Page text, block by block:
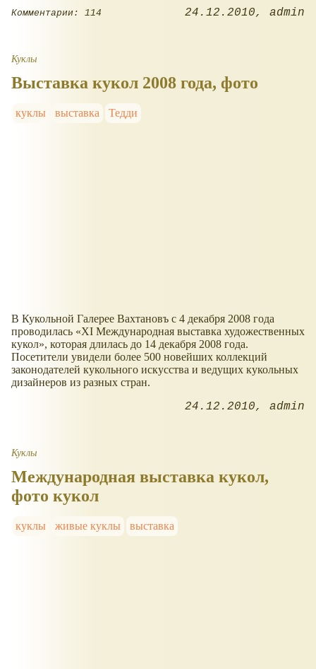
Комментарии: 114 24.12.2010 admin
Куклы
Выставка кукол 2008 года, фото
куклы выставка Тедди
В Кукольной Галерее Вахтановъ с 4 декабря 2008 года
проводилась «XI Международная выставка художественных
кукол», которая длилась до 14 декабря 2008 года.
Посетители увидели более 500 новейших коллекций
законодателей кукольного искусства и ведущих кукольных
дизайнеров из разных стран.
24.12.2010 admin
Куклы
Международная выставка кукол,
фото кукол
куклы живые куклы выставка